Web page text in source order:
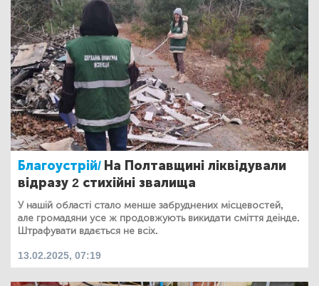
Благоустрій/ На Полтавщині ліквідували
відразу 2 стихійні звалища
У нашій області стало менше забруднених місцевостей,
але громадяни усе ж продовжують викидати сміття деінде.
Штрафувати вдається не всіх.
13.02.2025, 07:19